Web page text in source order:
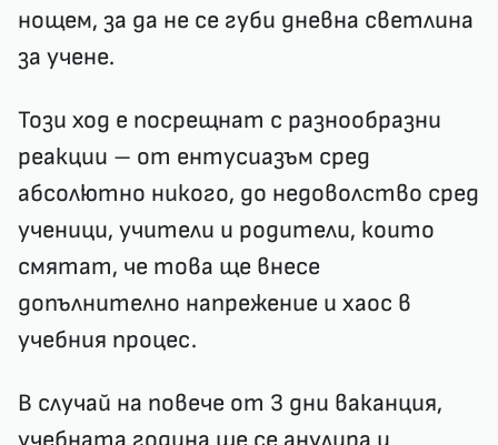
нощем, за да не се губи дневна светлина
за учене.
Този ход е посрещнат с разнообразни
реакции – от ентусиазъм сред
абсолютно никого, до недоволство сред
ученици, учители и родители, които
смятат, че това ще внесе
допълнително напрежение и хаос в
учебния процес.
В случай на повече от 3 дни ваканция,